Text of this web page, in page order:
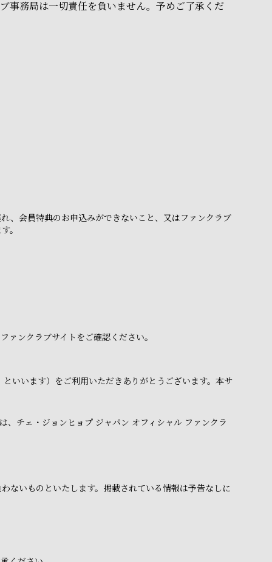
事務局は一切責任を負いません。予めご了承くだ
、会員特典のお申込みができないこと、又はファンクラブ
。
ンクラブサイトをご確認ください。
います）をご利用いただきありがとうございます。本サ
、チェ・ジョンヒョプ ジャパン オフィシャル ファンクラ
ないものといたします。掲載されている情報は予告なしに